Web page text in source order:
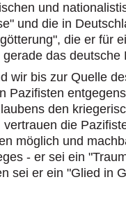
und
und die in
die er für
gerade das deutsche
wir bis zur Quelle
Pazifisten
den
vertrauen die
möglich und
- er sei ein
sei er ein "Glied in